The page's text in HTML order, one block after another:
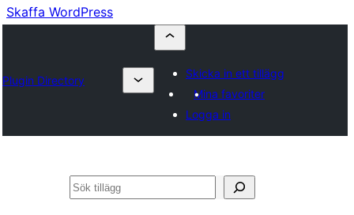
Skaffa WordPress
Plugin Directory
Skicka in ett tillägg
Mina favoriter
Logga in
Sök